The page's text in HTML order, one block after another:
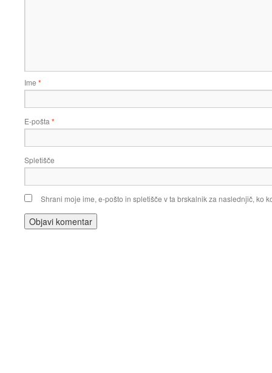
Ime *
E-pošta *
Spletišče
Shrani moje ime, e-pošto in spletišče v ta brskalnik za naslednjič, ko